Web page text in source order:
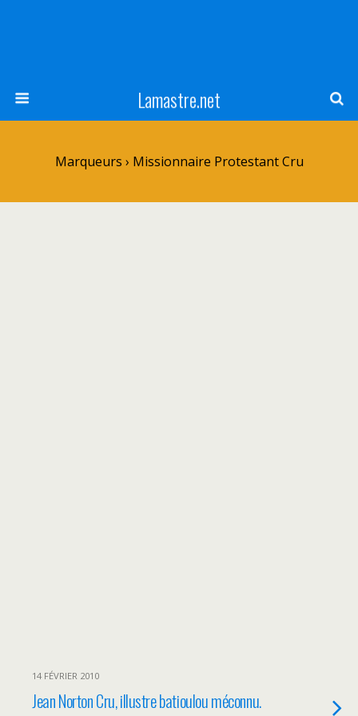
Lamastre.net
Marqueurs › Missionnaire Protestant Cru
14 FÉVRIER 2010
Jean Norton Cru, illustre batioulou méconnu.